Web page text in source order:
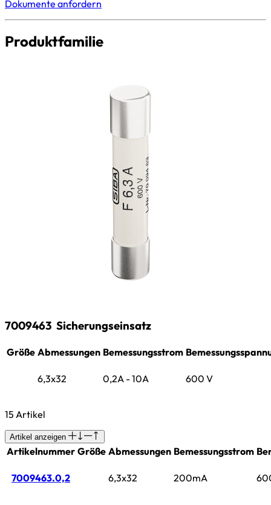
Dokumente anfordern
Produktfamilie
7009463 Sicherungseinsatz
Größe Abmessungen Bemessungsstrom
6,3x32 0,2A - 10A 600 V
15 Artikel
Artikel anzeigen
Artikelnummer Größe Abmessungen Bemessungsstrom
7009463.0,2 6,3x32 200mA